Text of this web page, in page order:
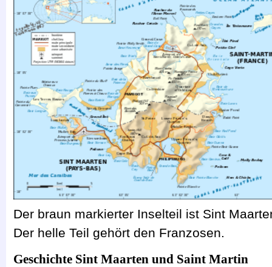
Der braun markierter Inselteil ist Sint
Der helle Teil gehört den Franzosen.
Geschichte Sint Maarten und Saint Martin